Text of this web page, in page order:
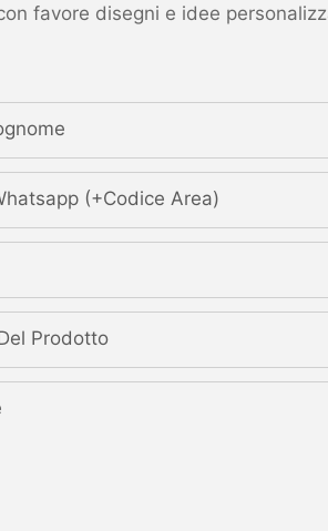
favore disegni e idee
(+codice Area)
Prodotto